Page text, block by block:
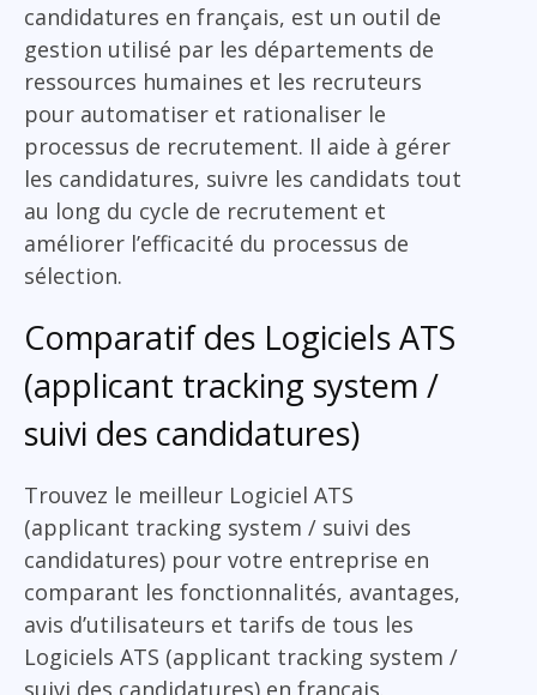
candidatures en français, est un outil de
gestion utilisé par les départements de
ressources humaines et les recruteurs
pour automatiser et rationaliser le
processus de recrutement. Il aide à gérer
les candidatures, suivre les candidats tout
au long du cycle de recrutement et
améliorer l’efficacité du processus de
sélection.
Comparatif des Logiciels ATS
(applicant tracking system /
suivi des candidatures)
Trouvez le meilleur Logiciel ATS
(applicant tracking system / suivi des
candidatures) pour votre entreprise en
comparant les fonctionnalités, avantages,
avis d’utilisateurs et tarifs de tous les
Logiciels ATS (applicant tracking system /
suivi des candidatures) en français.